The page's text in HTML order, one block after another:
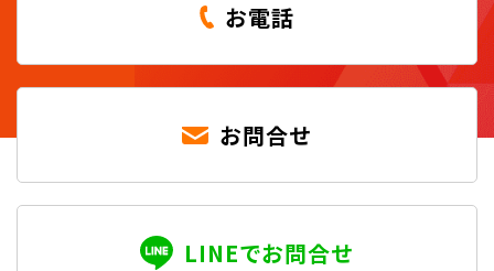
お電話
お問合せ
LINEでお問合せ